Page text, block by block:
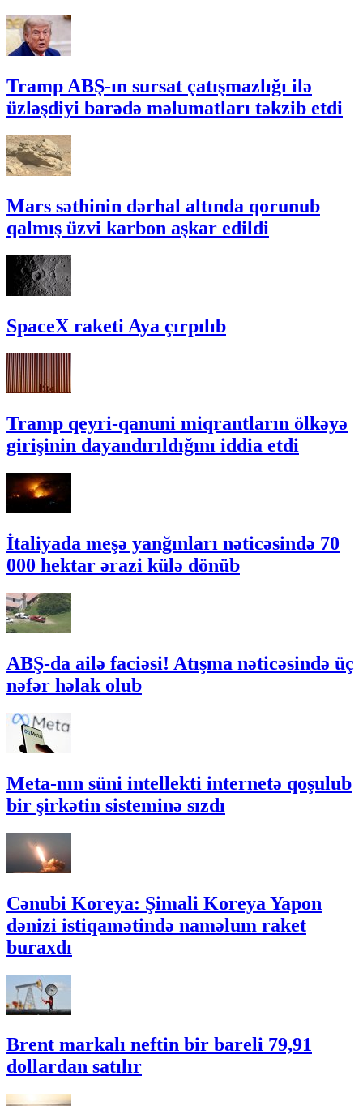
Tramp ABŞ-ın sursat çatışmazlığı ilə
üzləşdiyi barədə məlumatları təkzib etdi
Mars səthinin dərhal altında qorunub
qalmış üzvi karbon aşkar edildi
SpaceX raketi Aya çırpılıb
Tramp qeyri-qanuni miqrantların ölkəyə
girişinin dayandırıldığını iddia etdi
İtaliyada meşə yanğınları nəticəsində 70
000 hektar ərazi külə dönüb
ABŞ-da ailə faciəsi! Atışma nəticəsində üç
nəfər həlak olub
Meta-nın süni intellekti internetə qoşulub
bir şirkətin sisteminə sızdı
Cənubi Koreya: Şimali Koreya Yapon
dənizi istiqamətində naməlum raket
buraxdı
Brent markalı neftin bir bareli 79,91
dollardan satılır